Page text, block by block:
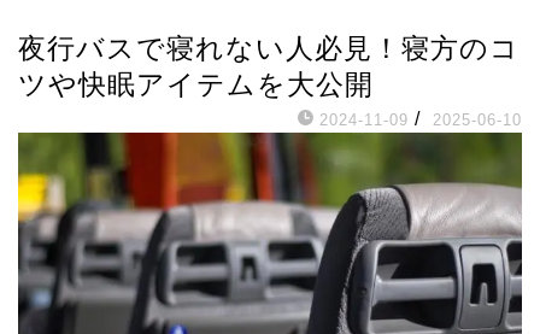
夜行バスで寝れない人必見！寝方のコ
ツや快眠アイテムを大公開
2024-11-09 / 2025-06-10